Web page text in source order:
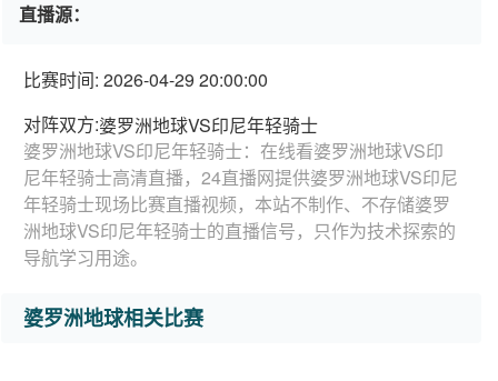
直播源：
比赛时间: 2026-04-29 20:00:00
对阵双方:婆罗洲地球VS印尼年轻骑士
婆罗洲地球VS印尼年轻骑士：在线看婆罗洲地球VS印
尼年轻骑士高清直播，24直播网提供婆罗洲地球VS印尼
年轻骑士现场比赛直播视频，本站不制作、不存储婆罗
洲地球VS印尼年轻骑士的直播信号，只作为技术探索的
导航学习用途。
婆罗洲地球相关比赛